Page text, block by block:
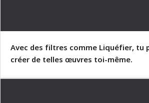
Avec des filtres comme Liquéfier, tu
créer de telles œuvres toi-même.